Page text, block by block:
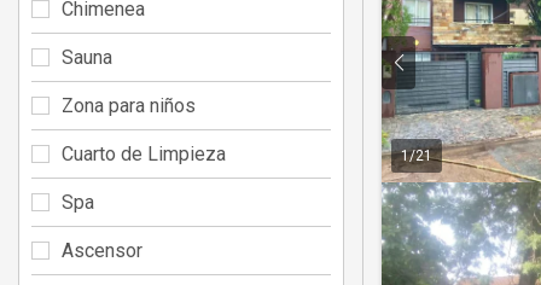
1/21
Chimenea
Sauna
Zona para niños
Cuarto de Limpieza
Spa
Ascensor